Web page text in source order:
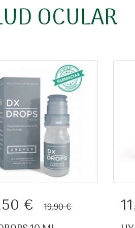
OCULAR
DROPS 10 ML…
€ 19,90 €